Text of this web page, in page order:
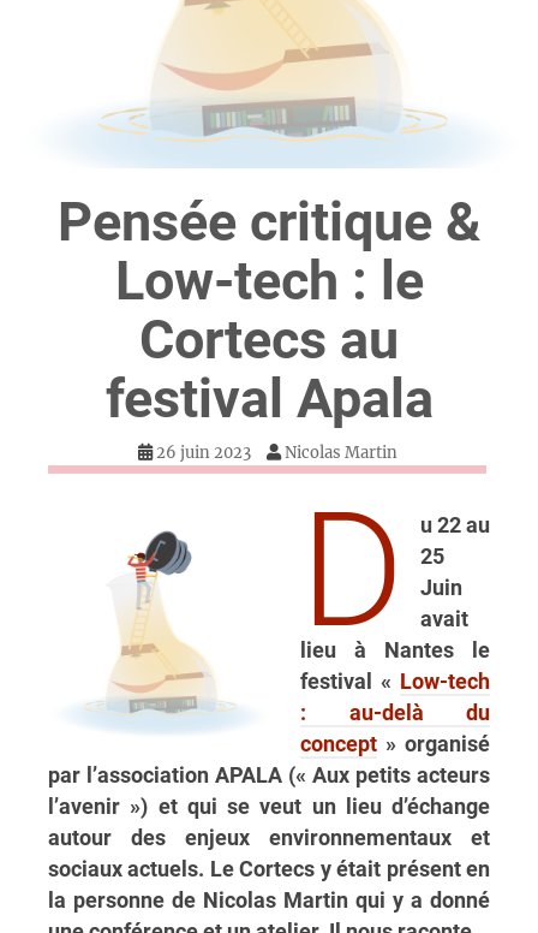
Pensée critique &
Low-tech : le
Cortecs au
festival Apala
26 juin 2023 Nicolas Martin
D
u 22 au
25
Juin
avait
lieu à Nantes le
festival « Low-tech
: au-delà du
concept » organisé
par l’association APALA (« Aux petits acteurs
l’avenir ») et qui se veut un lieu d’échange
autour des enjeux environnementaux et
sociaux actuels. Le Cortecs y était présent en
la personne de Nicolas Martin qui y a donné